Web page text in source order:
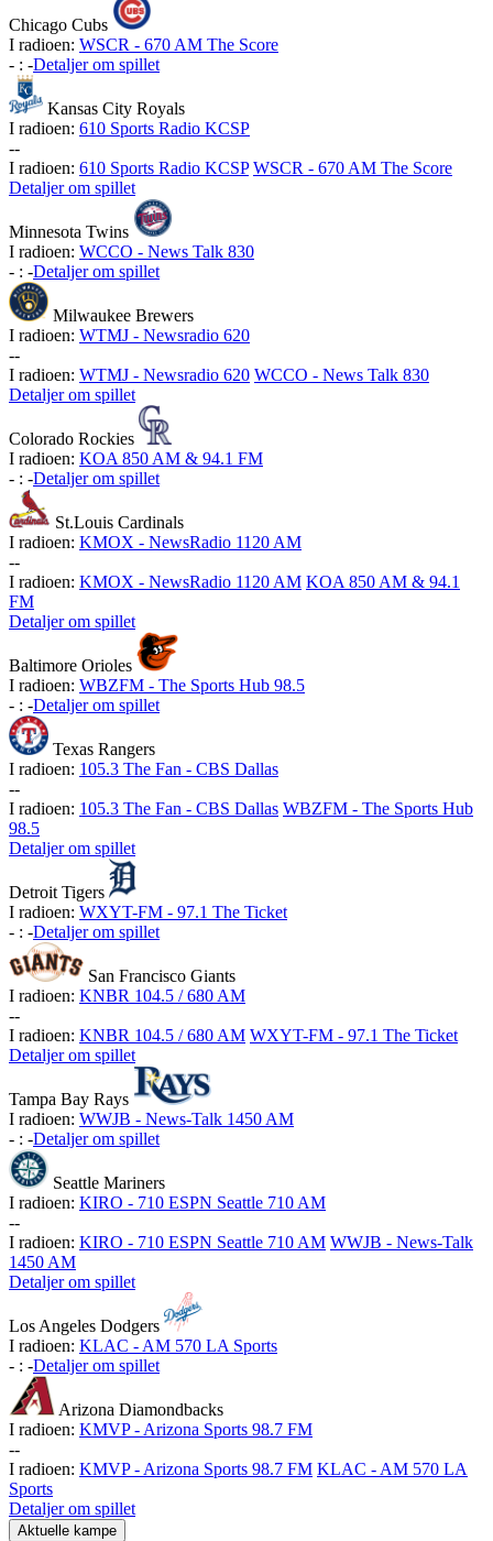
Chicago Cubs
I radioen: WSCR - 670 AM The Score
- : -Detaljer om spillet
Kansas City Royals
I radioen: 610 Sports Radio KCSP
--
I radioen: 610 Sports Radio KCSP WSCR - 670 AM The Score
Detaljer om spillet
Minnesota Twins
I radioen: WCCO - News Talk 830
- : -Detaljer om spillet
Milwaukee Brewers
I radioen: WTMJ - Newsradio 620
--
I radioen: WTMJ - Newsradio 620 WCCO - News Talk 830
Detaljer om spillet
Colorado Rockies
I radioen: KOA 850 AM & 94.1 FM
- : -Detaljer om spillet
St.Louis Cardinals
I radioen: KMOX - NewsRadio 1120 AM
--
I radioen: KMOX - NewsRadio 1120 AM KOA 850 AM & 94.1
FM
Detaljer om spillet
Baltimore Orioles
I radioen: WBZFM - The Sports Hub 98.5
- : -Detaljer om spillet
Texas Rangers
I radioen: 105.3 The Fan - CBS Dallas
--
I radioen: 105.3 The Fan - CBS Dallas WBZFM - The Sports Hub
98.5
Detaljer om spillet
Detroit Tigers
I radioen: WXYT-FM - 97.1 The Ticket
- : -Detaljer om spillet
San Francisco Giants
I radioen: KNBR 104.5 / 680 AM
--
I radioen: KNBR 104.5 / 680 AM WXYT-FM - 97.1 The Ticket
Detaljer om spillet
Tampa Bay Rays
I radioen: WWJB - News-Talk 1450 AM
- : -Detaljer om spillet
Seattle Mariners
I radioen: KIRO - 710 ESPN Seattle 710 AM
--
I radioen: KIRO - 710 ESPN Seattle 710 AM WWJB - News-Talk
1450 AM
Detaljer om spillet
Los Angeles Dodgers
I radioen: KLAC - AM 570 LA Sports
- : -Detaljer om spillet
Arizona Diamondbacks
I radioen: KMVP - Arizona Sports 98.7 FM
--
I radioen: KMVP - Arizona Sports 98.7 FM KLAC - AM 570 LA
Sports
Detaljer om spillet
Aktuelle kampe